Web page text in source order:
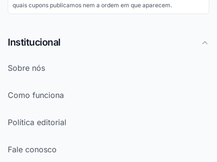
quais cupons publicamos nem a ordem em que aparecem.
Institucional
Sobre nós
Como funciona
Política editorial
Fale conosco